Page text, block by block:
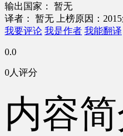
输出国家： 暂无
译者： 暂无
上榜原因：
我要评论 我是作者 我能翻译
0.0
0人评分
内容